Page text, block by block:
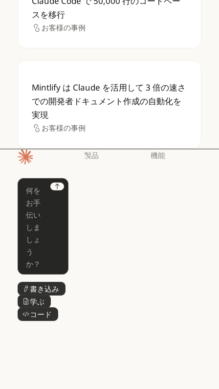
スを移行
お客様の事例
お客様の事例
Mintlify は Claude を活用して 3 倍の速さで
Mintlify は Claude を活用して 3 倍の速さ
での開発者ドキュメント作成の自動化を
実現
お客様の事例
お客様の事例
Next
書き込み
ボタンテキスト
学ぶ
ボタンテキスト
コード
ボタンテキスト
製品 機能